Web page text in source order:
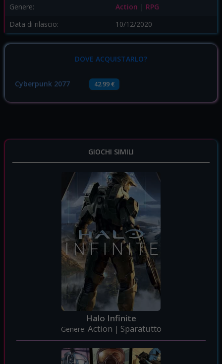
Genere:
Action | RPG
Data di rilascio:
10/12/2020
DOVE ACQUISTARLO?
Cyberpunk 2077 42.99 €
GIOCHI SIMILI
Halo Infinite
Genere: Action | Sparatutto